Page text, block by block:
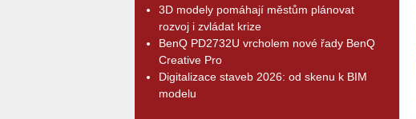
3D modely pomáhají městům plánovat
rozvoj i zvládat krize
BenQ PD2732U vrcholem nové řady BenQ
Creative Pro
Digitalizace staveb 2026: od skenu k BIM
modelu